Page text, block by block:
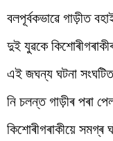
বলপূৰ্বকভাৱে গাড়ীত
দুই যুৱকে
এই জঘন্য ঘটনা
নি চলন্ত গাড়ীৰ পৰা
কিশোৰীগৰাকীয়ে সমগ্ৰ